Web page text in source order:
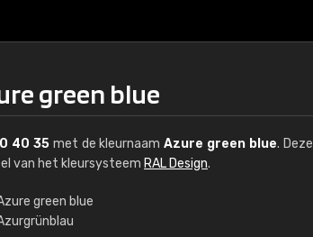
green blue
40 35met de kleurnaamAzure green blue.
van het kleursysteem RAL Design.
green blue